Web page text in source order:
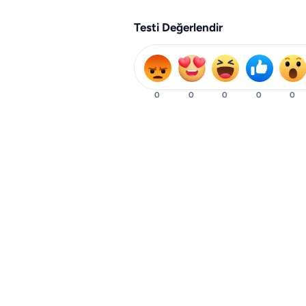
Testi Değerlendir
0 0 0 0 0